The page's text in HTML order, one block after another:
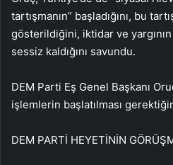
tartışmanın” başladığını, bu
gösterildiğini, iktidar ve
sessiz kaldığını savundu.
DEM Parti Eş Genel Başkanı
işlemlerin başlatılması
DEM PARTİ HEYETİNİN